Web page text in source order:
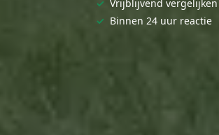
✓ Vrijblijvend vergelijken
✓ Binnen 24 uur reactie